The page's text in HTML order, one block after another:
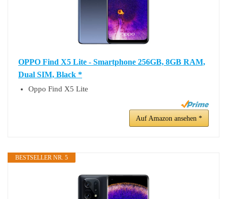
OPPO Find X5 Lite - Smartphone 256GB, 8GB RAM,
Dual SIM, Black *
Oppo Find X5 Lite
Auf Amazon ansehen *
BESTSELLER NR. 5